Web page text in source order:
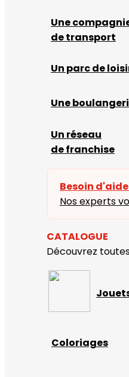
Une
de transport
Un parc de
Une
Un réseau
de franchise
Besoin d'aide
Nos experts
CATALOGUE
Découvrez
Coloriages